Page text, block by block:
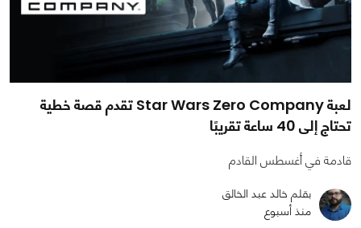
لعبة Star Wars Zero Company تقدم قصة خطية
تحتاج إلى 40 ساعة تقريبًا
قادمة في أغسطس القادم
بقلم خالد عبد الخالق
منذ أسبوع